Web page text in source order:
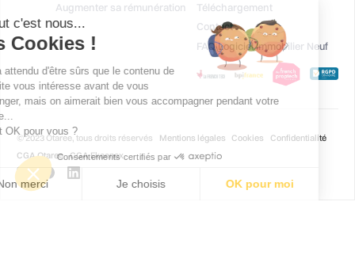
Augmenter sa rémunération
Téléchargement
Contact
FAQ Logiciel Immobilier Neuf
© 2023 Otaree, tous droits réservés Mentions légales Cookies
Confidentialité
CGA Otaree CGA Ekeenox
Salut c'est nous...
les Cookies !
On a attendu d'être sûrs que le contenu de
ce site vous intéresse avant de vous
déranger, mais on aimerait bien vous accompagner pendant votre
C'est OK pour vous ?
Consentements certifiés par
Non merci Je choisis
OK pour moi